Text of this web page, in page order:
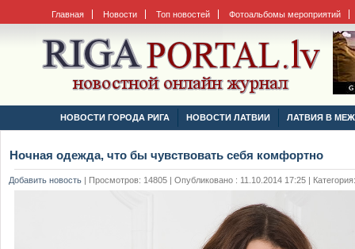
Главная Новости Топ новостей Фотоальбомы мероприятий
НОВОСТИ ГОРОДА РИГА НОВОСТИ ЛАТВИИ ЛАТВИЯ В
Ночная одежда, что бы чувствовать себя комфортно
Добавить новость | Просмотров: 14805 | Опубликовано : 11.10.2014 17:25 | Категория: